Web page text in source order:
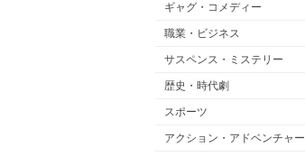
ギャグ・コメディー
職業・ビジネス
サスペンス・ミステリー
歴史・時代劇
スポーツ
アクション・アドベンチャー